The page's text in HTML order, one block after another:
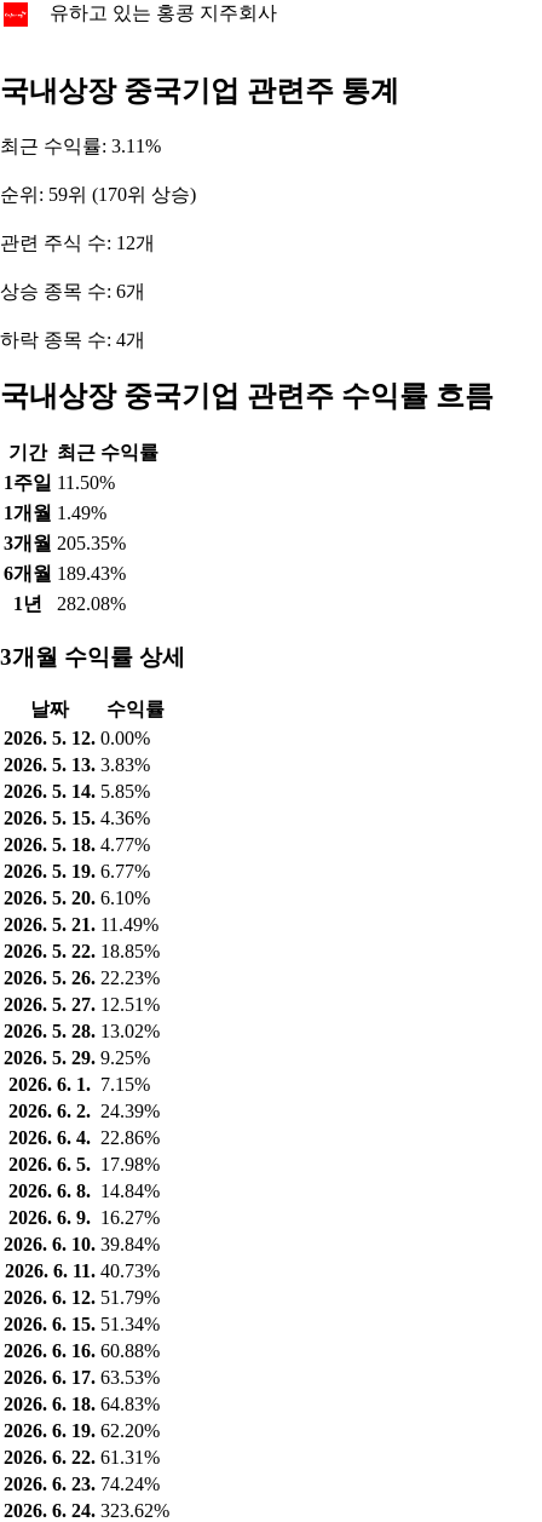
유하고 있는 홍콩 지주회사
국내상장 중국기업 관련주 통계
최근 수익률: 3.11%
순위: 59위 (170위 상승)
관련 주식 수: 12개
상승 종목 수: 6개
하락 종목 수: 4개
국내상장 중국기업 관련주 수익률 흐름
기간 최근 수익률
1주일 11.50%
1개월 1.49%
3개월 205.35%
6개월 189.43%
1년
282.08%
3개월 수익률 상세
날짜
수익률
2026. 5. 12. 0.00%
2026. 5. 13. 3.83%
2026. 5. 14. 5.85%
2026. 5. 15. 4.36%
2026. 5. 18. 4.77%
2026. 5. 19. 6.77%
2026. 5. 20. 6.10%
2026. 5. 21. 11.49%
2026. 5. 22. 18.85%
2026. 5. 26. 22.23%
2026. 5. 27. 12.51%
2026. 5. 28. 13.02%
2026. 5. 29. 9.25%
2026. 6. 1. 7.15%
2026. 6. 2. 24.39%
2026. 6. 4. 22.86%
2026. 6. 5. 17.98%
2026. 6. 8. 14.84%
2026. 6. 9. 16.27%
2026. 6. 10. 39.84%
2026. 6. 11. 40.73%
2026. 6. 12. 51.79%
2026. 6. 15. 51.34%
2026. 6. 16. 60.88%
2026. 6. 17. 63.53%
2026. 6. 18. 64.83%
2026. 6. 19. 62.20%
2026. 6. 22. 61.31%
2026. 6. 23. 74.24%
2026. 6. 24. 323.62%